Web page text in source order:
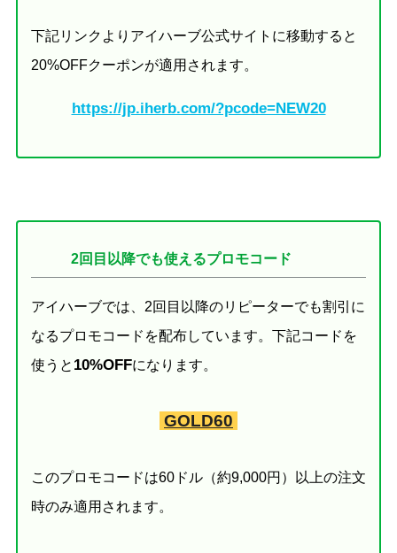
下記リンクよりアイハーブ公式サイトに移動すると
20%OFFクーポンが適用されます。
https://jp.iherb.com/?pcode=NEW20
2回目以降でも使えるプロモコード
アイハーブでは、2回目以降のリピーターでも割引に
なるプロモコードを配布しています。下記コードを
使うと 10%OFFになります。
GOLD60
このプロモコードは60ドル（約9,000円）以上の注文
時のみ適用されます。